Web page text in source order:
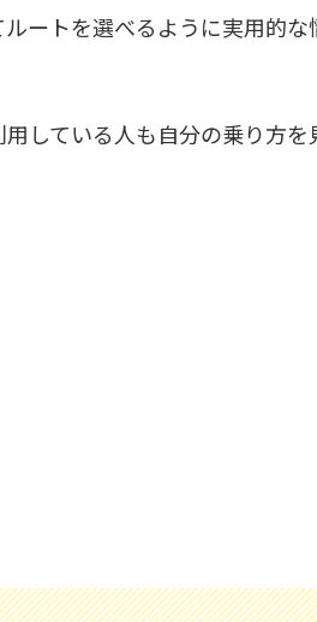
ートを選べるように実用的
している人も自分の乗り方を